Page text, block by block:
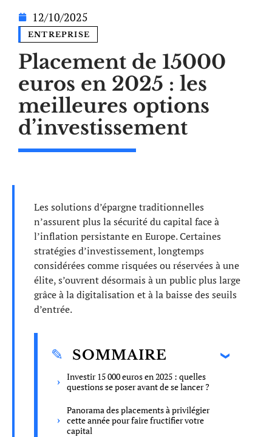
12/10/2025
ENTREPRISE
Placement de 15000
euros en 2025 : les
meilleures options
d’investissement
Les solutions d’épargne traditionnelles
n’assurent plus la sécurité du capital face à
l’inflation persistante en Europe. Certaines
stratégies d’investissement, longtemps
considérées comme risquées ou réservées à une
élite, s’ouvrent désormais à un public plus large
grâce à la digitalisation et à la baisse des seuils
d’entrée.
SOMMAIRE
Investir 15 000 euros en 2025 : quelles
questions se poser avant de se lancer ?
Panorama des placements à privilégier
cette année pour faire fructifier votre
capital